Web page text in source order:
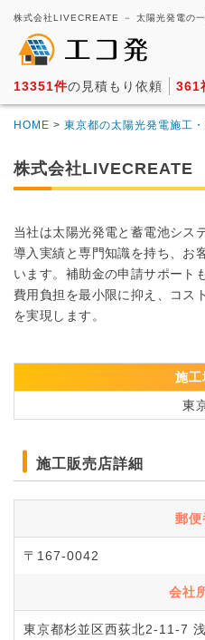
13351件の見積もり依頼 361
HOME > 東京都の太陽光発電施工
株式会社LIVECREATE
当社は太陽光発電と蓄電池シス
導入実績と専門知識を持ち、お
います。補助金の申請サポート
費用負担を最小限に抑え、コス
を実現します。
施工
東
施工販売店詳細
郵便
〒167-0042
会社
東京都杉並区西荻北2-11-7